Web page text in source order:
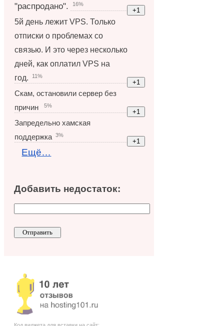
"распродано".
16%
5й день лежит VPS. Только
отписки о проблемах со
связью. И это через несколько
дней, как оплатил VPS на
год.
11%
Скам, остановили сервер без
причин
5%
Запредельно хамская
поддержка
3%
Ещё…
Добавить недостаток: